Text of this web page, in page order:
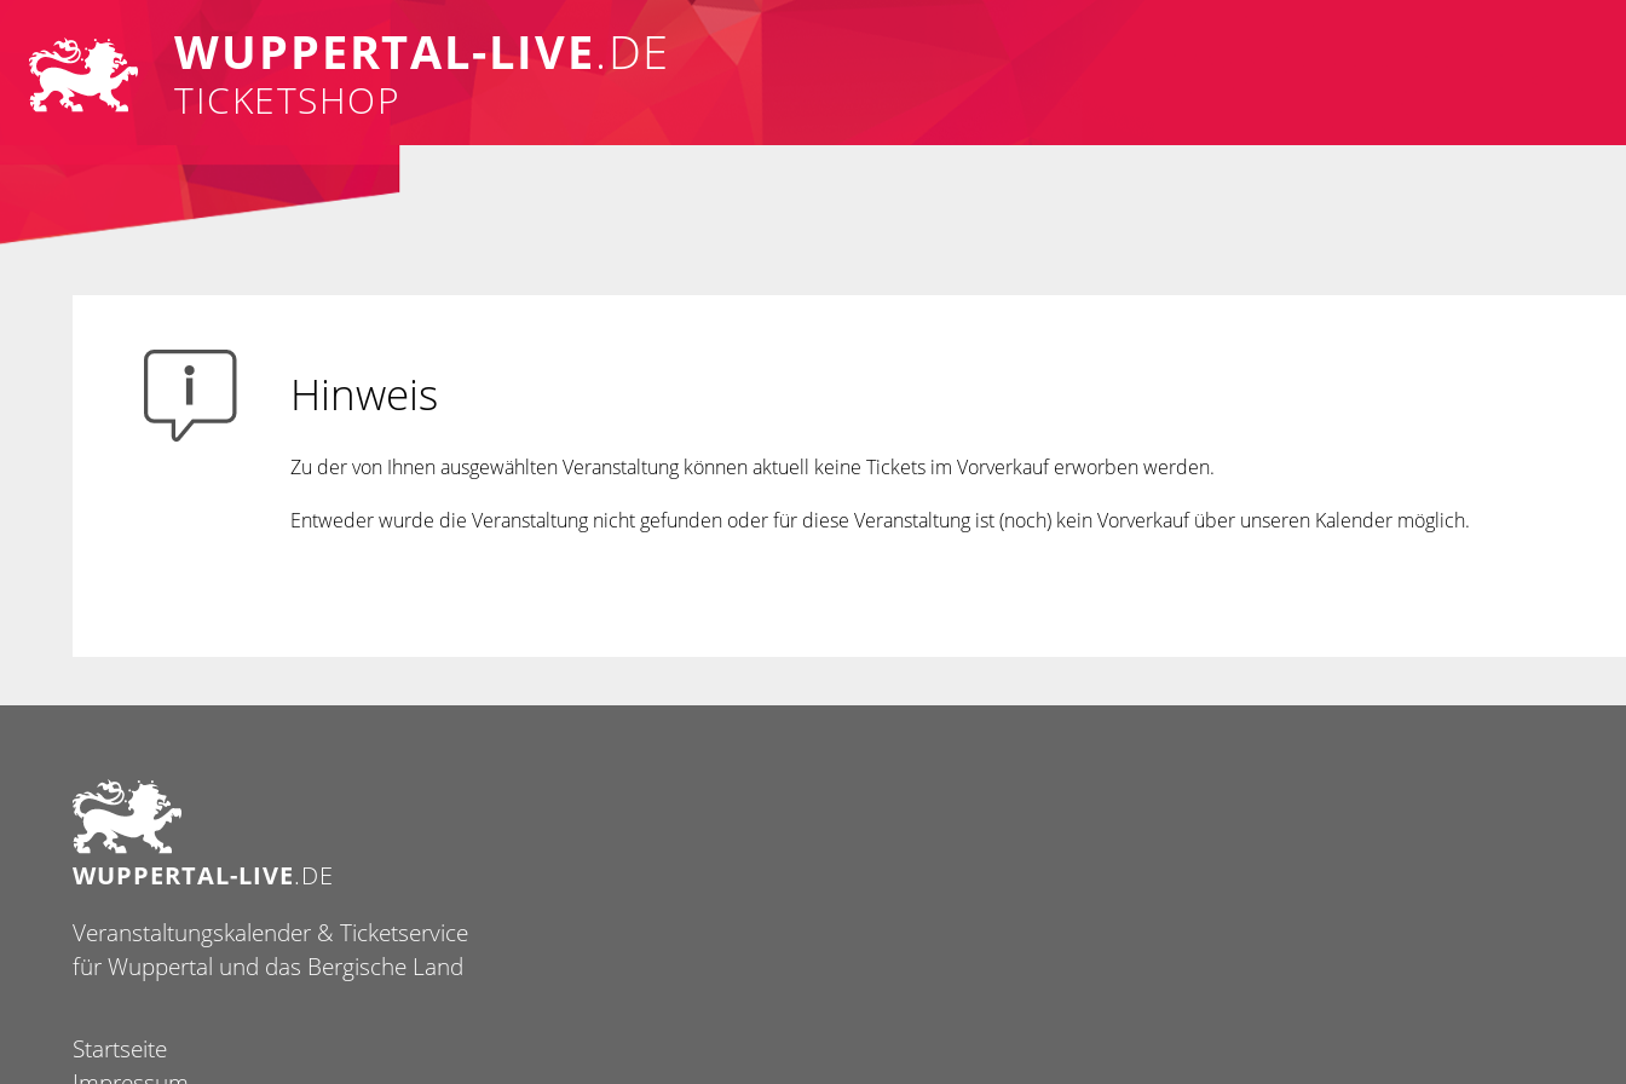
WUPPERTAL-LIVE.DE
TICKETSHOP
Hinweis
Zu der von Ihnen ausgewählten Veranstaltung können aktuell keine Tickets im Vorverkauf erworben werden.
Entweder wurde die Veranstaltung nicht gefunden oder für diese Veranstaltung ist (noch) kein Vorverkauf über unseren Kalender möglich.
WUPPERTAL-LIVE.DE
Veranstaltungskalender & Ticketservice
für Wuppertal und das Bergische Land
Startseite